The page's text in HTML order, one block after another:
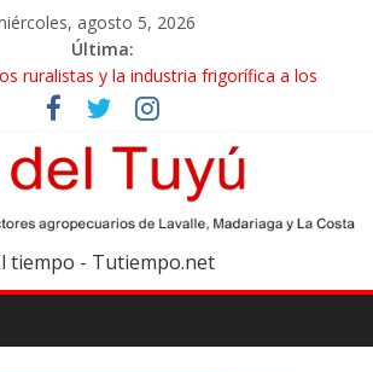
agosto 5, 2026
Última:
ruralistas y la industria frigorífica a los
el Gobierno en el IPCVA
realizará un censo para actualizar el
hortiflorícola
anotaron un récord histórico
récord de 71,5 millones de toneladas
carne vacuna crecieron más de 40% en el
tiempo - Tutiempo.net